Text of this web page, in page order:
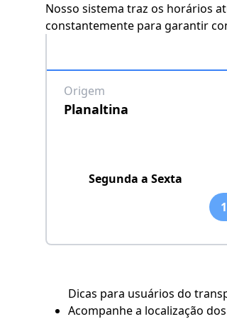
Nosso sistema traz os horários
constantemente para garantir
Origem
Planaltina
Segunda a Sexta
Dicas para usuários do
Acompanhe a localização